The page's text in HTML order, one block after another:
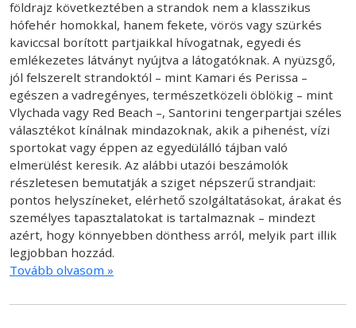
földrajz következtében a strandok nem a klasszikus
hófehér homokkal, hanem fekete, vörös vagy szürkés
kaviccsal borított partjaikkal hívogatnak, egyedi és
emlékezetes látványt nyújtva a látogatóknak. A nyüzsgő,
jól felszerelt strandoktól – mint Kamari és Perissa –
egészen a vadregényes, természetközeli öblökig – mint
Vlychada vagy Red Beach –, Santorini tengerpartjai széles
választékot kínálnak mindazoknak, akik a pihenést, vízi
sportokat vagy éppen az egyedülálló tájban való
elmerülést keresik. Az alábbi utazói beszámolók
részletesen bemutatják a sziget népszerű strandjait:
pontos helyszíneket, elérhető szolgáltatásokat, árakat és
személyes tapasztalatokat is tartalmaznak – mindezt
azért, hogy könnyebben dönthess arról, melyik part illik
legjobban hozzád.
Tovább olvasom »